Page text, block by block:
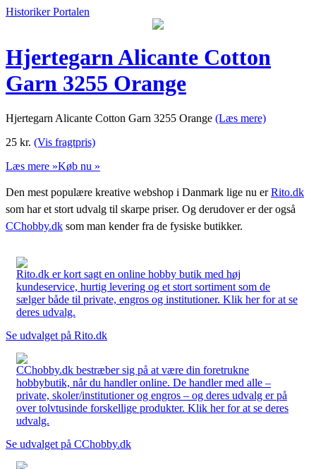
Historiker Portalen
Hjertegarn Alicante Cotton
Garn 3255 Orange
Hjertegarn Alicante Cotton Garn 3255 Orange (Læs mere)
25 kr. (Vis fragtpris)
Læs mere »Køb nu »
Den mest populære kreative webshop i Danmark lige nu erRito.dk
som har et stort udvalg til skarpe priser. Og derudover er der også
CChobby.dk som man kender fra de fysiske butikker.
Rito.dk er kort sagt en online hobby butik med høj
kundeservice, hurtig levering og et stort sortiment som de
sælger både til private, engros og institutioner. Klik her for at se
deres udvalg.
Se udvalget på Rito.dk
CChobby.dk bestræber sig på at være din foretrukne
hobbybutik, når du handler online. De handler med alle –
private, skoler/institutioner og engros – og deres udvalg er på
over tolvtusinde forskellige produkter. Klik her for at se deres
udvalg.
Se udvalget på CChobby.dk